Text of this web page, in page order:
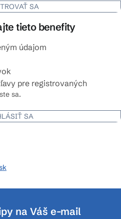
SA
tieto benefity
údajom
pre registrovaných
sa.
SA
na Váš e-mail